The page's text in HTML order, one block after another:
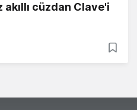
cüzdan Clave'i